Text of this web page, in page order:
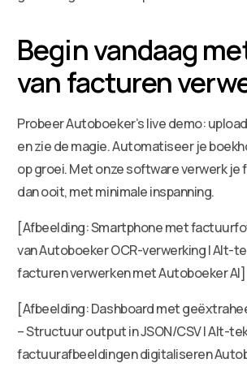
Begin vandaag
van facturen
Probeer Autoboeker’s live demo:
en zie de magie. Automatiseer je
op groei. Met onze software verwerk je
dan ooit, met minimale inspanning.
[Afbeelding: Smartphone met
van Autoboeker OCR-verwerking | Alt-
facturen verwerken met Autoboeker AI]
[Afbeelding: Dashboard met
– Structuur output in JSON/CSV | Alt-
factuurafbeeldingen digitaliseren